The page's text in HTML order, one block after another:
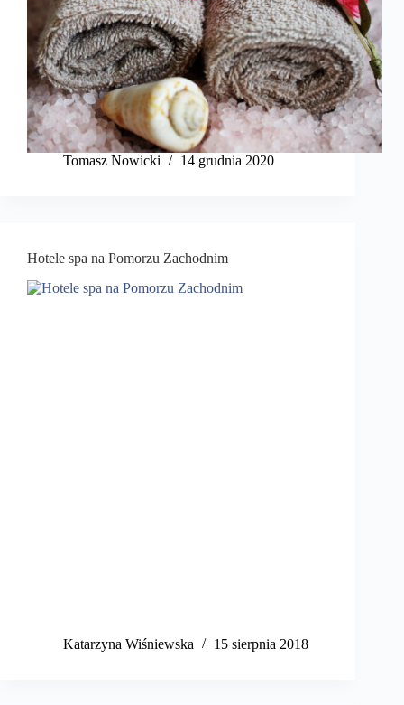
Tomasz Nowicki 14 grudnia 2020
Hotele spa na Pomorzu Zachodnim
Katarzyna Wiśniewska 15 sierpnia 2018